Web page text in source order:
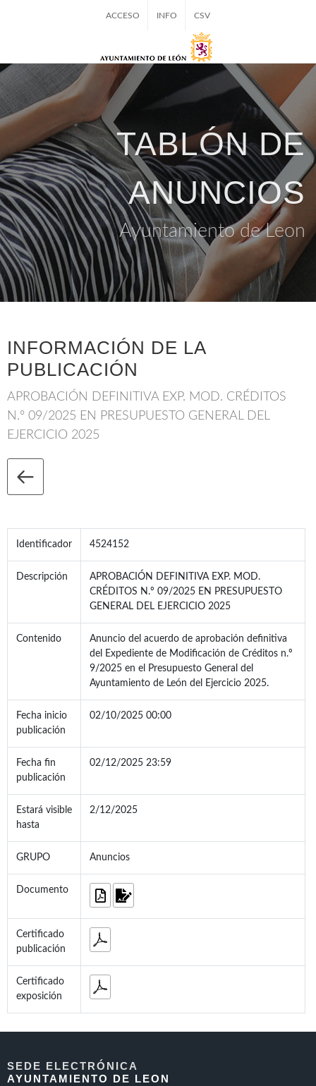
ACCESO INFO CSV
TABLÓN DE
ANUNCIOS
Ayuntamiento de Leon
INFORMACIÓN DE LA
PUBLICACIÓN
APROBACIÓN DEFINITIVA EXP. MOD. CRÉDITOS
N.º 09/2025 EN PRESUPUESTO GENERAL DEL
EJERCICIO 2025
Identificador 4524152
Descripción
APROBACIÓN DEFINITIVA EXP. MOD.
CRÉDITOS N.º 09/2025 EN PRESUPUESTO
GENERAL DEL EJERCICIO 2025
Contenido
Anuncio del acuerdo de aprobación definitiva
del Expediente de Modificación de Créditos n.º
9/2025 en el Presupuesto General del
Ayuntamiento de León del Ejercicio 2025.
Fecha inicio
publicación
02/10/2025 00:00
Fecha fin
publicación
02/12/2025 23:59
Estará visible
hasta
2/12/2025
GRUPO Anuncios
Documento
Certificado
publicación
Certificado
exposición
SEDE ELECTRÓNICA
AYUNTAMIENTO DE LEON